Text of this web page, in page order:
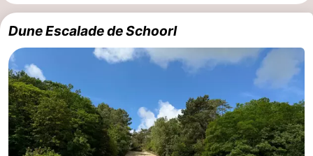
Dune Escalade de Schoorl